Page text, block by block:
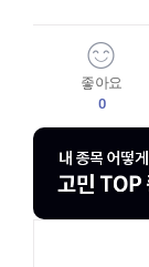
좋아요
0